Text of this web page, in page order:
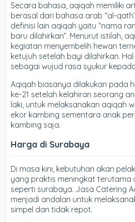
Secara bahasa, aqiqah memiliki
berasal dari bahasa arab “al-
definisi lain aqiqah yaitu “nama
baru dilahirkan”. Menurut istilah,
kegiatan menyembelih hewan
ketujuh setelah bayi dilahirkan.
sebagai wujud rasa syukur kepada
Aqiqah biasanya dilakukan pada
ke-21 setelah kelahiran seorang
laki, untuk melaksanakan aqiqah
ekor kambing sementara anak
kambing saja.
Harga di Surabaya
Di masa kini, kebutuhan akan
yang praktis meningkat terutama
seperti surabaya. Jasa Catering
menjadi andalan untuk
simpel dan tidak repot.